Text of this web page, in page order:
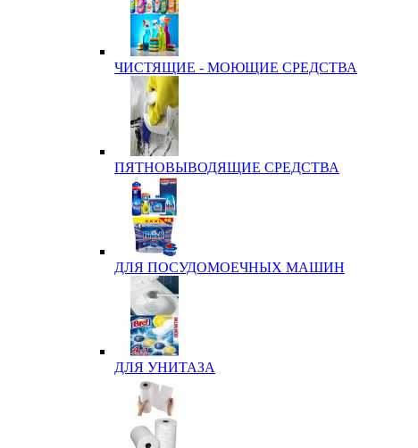
ЧИСТЯЩИЕ - МОЮЩИЕ СРЕДСТВА
ПЯТНОВЫВОДЯЩИЕ СРЕДСТВА
ДЛЯ ПОСУДОМОЕЧНЫХ МАШИН
ДЛЯ УНИТАЗА